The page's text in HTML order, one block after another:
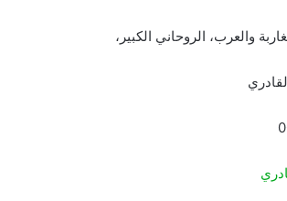
والعرب، الروحاني الكبير،